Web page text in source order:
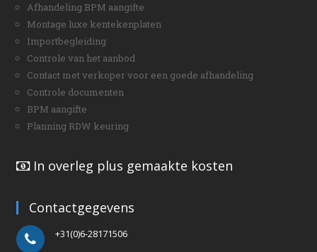
Afhandeling BPM aangifte
Montage luxe kentekenplaten
Importbegleiding
Controle van het aanbod
Contact met verkoper voor een goede afhandeling
Controle documenten
BPM aangifte
Planning RDW keuring
In overleg plus gemaakte kosten
Contactgegevens
+31(0)6-28171506